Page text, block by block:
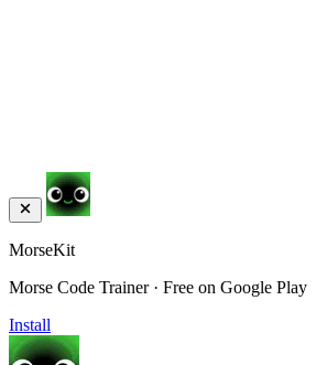
MorseKit
Morse Code Trainer · Free on Google Play
Install